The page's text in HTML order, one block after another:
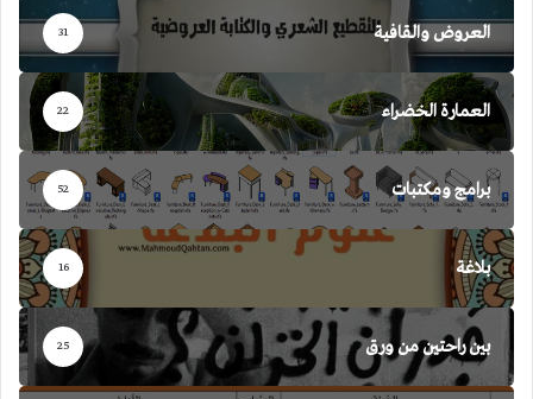
العروض والقافية 31
العمارة الخضراء 22
برامج ومكتبات 52
بلاغة 16
بين راحتين من ورق 25